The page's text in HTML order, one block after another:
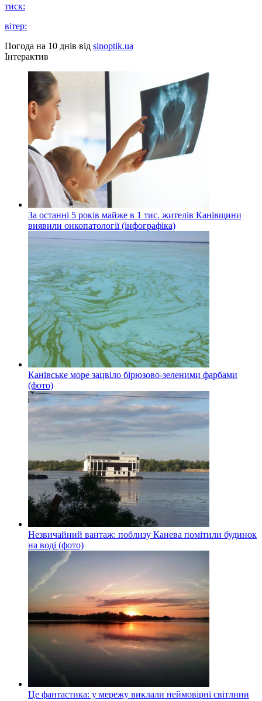
тиск:
вітер:
Погода на 10 днів від sinoptik.ua
Інтерактив
За останні 5 років майже в 1 тис. жителів Канівщини
виявили онкопатології (інфографіка)
Канівське море зацвіло бірюзово-зеленими фарбами
(фото)
Незвичайний вантаж: поблизу Канева помітили будинок
на воді (фото)
Це фантастика: у мережу виклали неймовірні світлини